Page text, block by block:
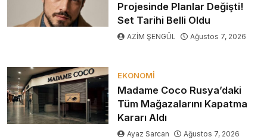
Projesinde Planlar Değişti!
Set Tarihi Belli Oldu
AZİM ŞENGÜL Ağustos 7, 2026
EKONOMI
Madame Coco Rusya’daki
Tüm Mağazalarını Kapatma
Kararı Aldı
Ayaz Sarcan Ağustos 7, 2026